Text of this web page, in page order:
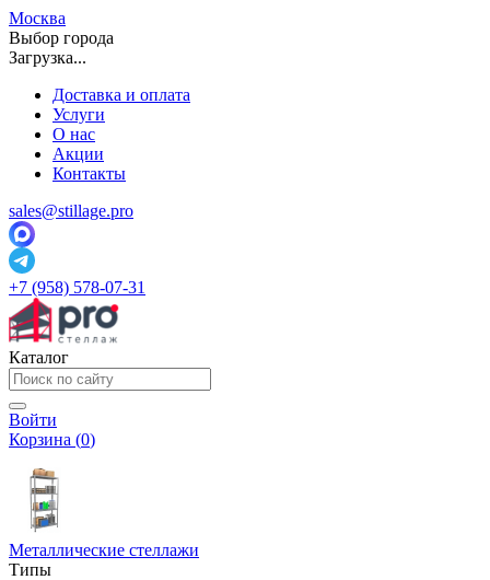
Москва
Выбор города
Загрузка...
Доставка и оплата
Услуги
О нас
Акции
Контакты
sales@stillage.pro
+7 (958) 578-07-31
Каталог
Войти
Корзина (0)
Металлические стеллажи
Типы